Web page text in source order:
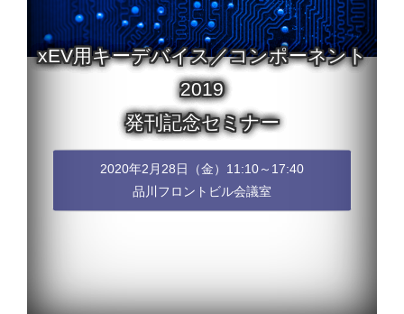
xEV用キーデバイス／コンポーネント
2019
発刊記念セミナー
2020年2月28日（金）11:10～17:40
品川フロントビル会議室